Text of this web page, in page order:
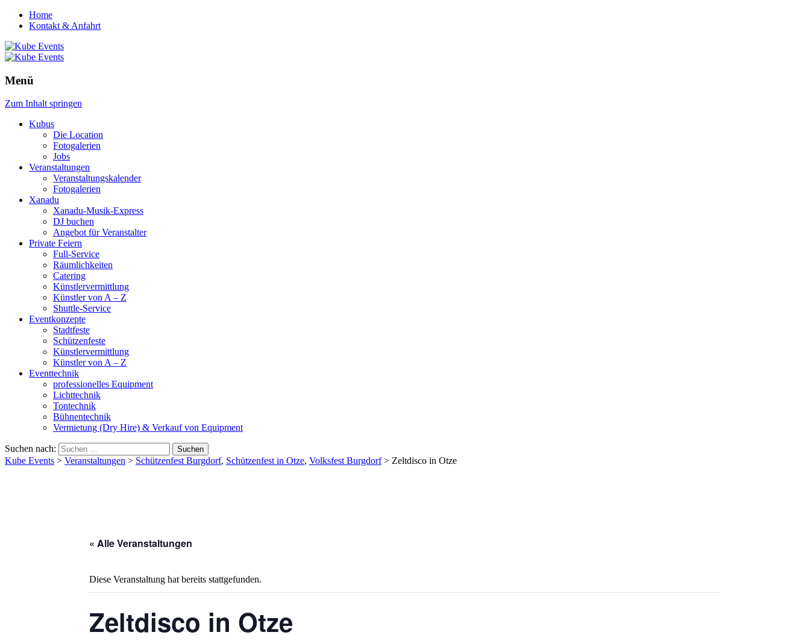
Home
Kontakt & Anfahrt
Menü
Zum Inhalt springen
Kubus
Die Location
Fotogalerien
Jobs
Veranstaltungen
Veranstaltungskalender
Fotogalerien
Xanadu
Xanadu-Musik-Express
DJ buchen
Angebot für Veranstalter
Private Feiern
Full-Service
Räumlichkeiten
Catering
Künstlervermittlung
Künstler von A – Z
Shuttle-Service
Eventkonzepte
Stadtfeste
Schützenfeste
Künstlervermittlung
Künstler von A – Z
Eventtechnik
professionelles Equipment
Lichttechnik
Tontechnik
Bühnentechnik
Vermietung (Dry Hire) & Verkauf von Equipment
Suchen nach:
Kube Events > Veranstaltungen > Schützenfest Burgdorf, Schützenfest in Otze, Volksfest Burgdorf> Zeltdisco in Otze
« Alle Veranstaltungen
Diese Veranstaltung hat bereits stattgefunden.
Zeltdisco in Otze